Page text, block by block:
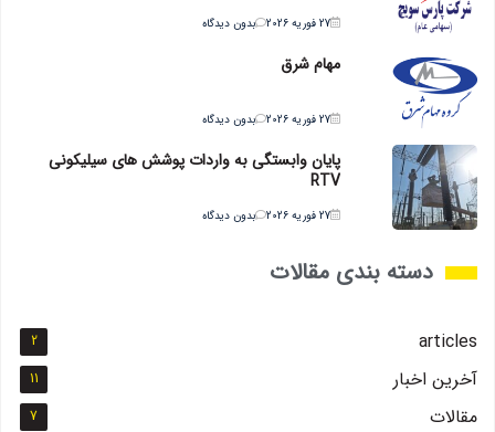
27 فوریه 2026 بدون دیدگاه
مهام شرق
27 فوریه 2026 بدون دیدگاه
پایان وابستگی به واردات پوشش های سیلیکونی
RTV
27 فوریه 2026 بدون دیدگاه
دسته بندی مقالات
articles
2
آخرین اخبار 11
مقالات 7